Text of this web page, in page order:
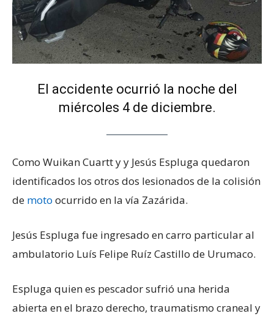
El accidente ocurrió la noche del
miércoles 4 de diciembre.
Como Wuikan Cuartt y y Jesús Espluga quedaron
identificados los otros dos lesionados de la colisión
de moto ocurrido en la vía Zazárida.
Jesús Espluga fue ingresado en carro particular al
ambulatorio Luís Felipe Ruíz Castillo de Urumaco.
Espluga quien es pescador sufrió una herida
abierta en el brazo derecho, traumatismo craneal y